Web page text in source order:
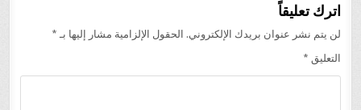
اترك تعليقاً
لن يتم نشر عنوان بريدك الإلكتروني. الحقول الإلزامية مشار إليها بـ *
التعليق *